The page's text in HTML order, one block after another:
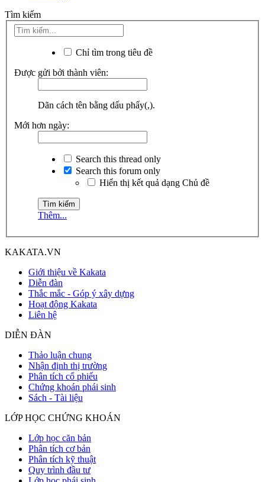
Tìm kiếm
Chỉ tìm trong tiêu đề
Được gửi bởi thành viên:
Dãn cách tên bằng dấu phẩy(,).
Mới hơn ngày:
Search this thread only
Search this forum only
Hiển thị kết quả dạng Chủ đề
Thêm...
KAKATA.VN
Giới thiệu về Kakata
Diễn đàn
Thắc mắc - Góp ý xây dựng
Hoạt động Kakata
Liên hệ
DIỄN ĐÀN
Thảo luận chung
Nhận định thị trường
Phân tích cổ phiếu
Chứng khoán phái sinh
Sách - Tài liệu
LỚP HỌC CHỨNG KHOÁN
Lớp học căn bản
Phân tích cơ bản
Phân tích kỹ thuật
Quy trình đầu tư